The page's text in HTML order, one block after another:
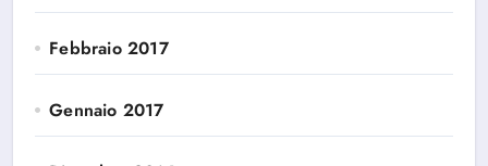
Febbraio 2017
Gennaio 2017